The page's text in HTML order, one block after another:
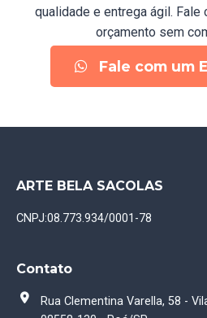
qualidade e entrega ágil.
orçamento sem
Fale com um
ARTE BELA SACOLAS
CNPJ:08.773.934/0001-78
Contato
Rua Clementina Varella, 58 -